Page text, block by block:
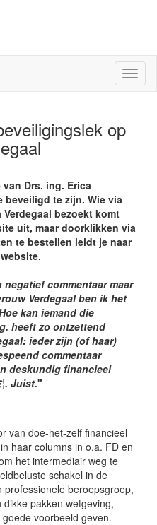
op
van Drs. ing. Erica
beveiligd te zijn. Wie via
bezoekt komt
uit, maar doorklikken via
te bestellen leidt je naar
negatief commentaar maar
Verdegaal ben ik het
kan iemand die
heeft zo ontzettend
ieder zijn (of haar)
commentaar
deskundig financieel
Juist."
van doe-het-zelf financieel
haar columns in o.a. FD en
het intermediair weg te
schakel in de
professionele beroepsgroep,
pakken wetgeving,
voorbeeld geven.